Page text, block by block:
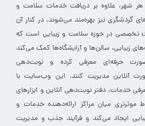
هر شهر، علاوه بر دریافت خدمات سلامت و
گردشگری نیز بهره‌مند می‌شوند. در کنار آن
تخصصی در حوزه سلامت و زیبایی است که
زیبایی، سالن‌ها و آرایشگاه‌ها کمک می‌کند
حرفه‌ای معرفی کرده و نوبت‌دهی
آنلاین مدیریت کنند. این وب‌سایت با
خدمات، دفتر نوبت‌دهی آنلاین و ابزارهای
موثرتری میان مراکز ارائه‌دهنده خدمات و
ایجاد می‌کند و فرآیند جذب و مدیریت